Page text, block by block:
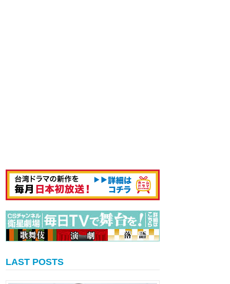
LAST POSTS